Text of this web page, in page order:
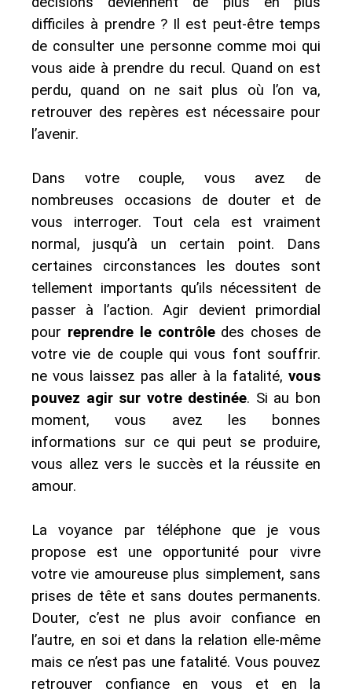
difficiles à prendre ? Il est peut-être temps
de consulter une personne comme moi qui
vous aide à prendre du recul. Quand on est
perdu, quand on ne sait plus où l’on va,
retrouver des repères est nécessaire pour
l’avenir.
Dans votre couple, vous avez de
nombreuses occasions de douter et de
vous interroger. Tout cela est vraiment
normal, jusqu’à un certain point. Dans
certaines circonstances les doutes sont
tellement importants qu’ils nécessitent de
passer à l’action. Agir devient primordial
pour reprendre le contrôledes choses de
votre vie de couple qui vous font souffrir.
ne vous laissez pas aller à la fatalité, vous
pouvez agir sur votre destinée. Si au bon
moment, vous avez les bonnes
informations sur ce qui peut se produire,
vous allez vers le succès et la réussite en
amour.
La voyance par téléphone que je vous
propose est une opportunité pour vivre
votre vie amoureuse plus simplement, sans
prises de tête et sans doutes permanents.
Douter, c’est ne plus avoir confiance en
l’autre, en soi et dans la relation elle-même
mais ce n’est pas une fatalité. Vous pouvez
retrouver confiance en vous et en la